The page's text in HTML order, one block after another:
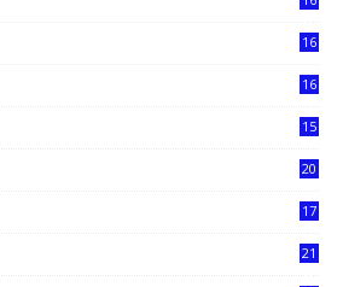
16
16
15
20
17
21